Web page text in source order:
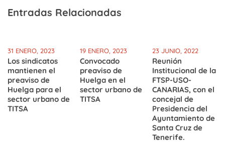
Entradas Relacionadas
31 ENERO, 2023
Los sindicatos
mantienen el
preaviso de
Huelga para el
sector urbano de
TITSA
19 ENERO, 2023
Convocado
preaviso de
Huelga en el
sector urbano de
TITSA
23 JUNIO, 2022
Reunión
Institucional de la
FTSP-USO-
CANARIAS, con el
concejal de
Presidencia del
Ayuntamiento de
Santa Cruz de
Tenerife.